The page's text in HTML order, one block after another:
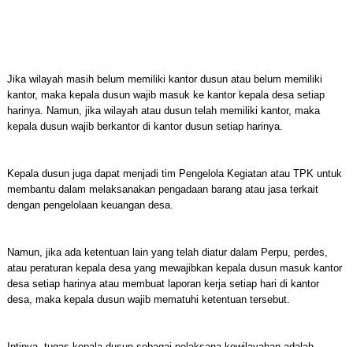
Jika wilayah masih belum memiliki kantor dusun atau belum memiliki
kantor, maka kepala dusun wajib masuk ke kantor kepala desa setiap
harinya. Namun, jika wilayah atau dusun telah memiliki kantor, maka
kepala dusun wajib berkantor di kantor dusun setiap harinya.
Kepala dusun juga dapat menjadi tim Pengelola Kegiatan atau TPK untuk
membantu dalam melaksanakan pengadaan barang atau jasa terkait
dengan pengelolaan keuangan desa.
Namun, jika ada ketentuan lain yang telah diatur dalam Perpu, perdes,
atau peraturan kepala desa yang mewajibkan kepala dusun masuk kantor
desa setiap harinya atau membuat laporan kerja setiap hari di kantor
desa, maka kepala dusun wajib mematuhi ketentuan tersebut.